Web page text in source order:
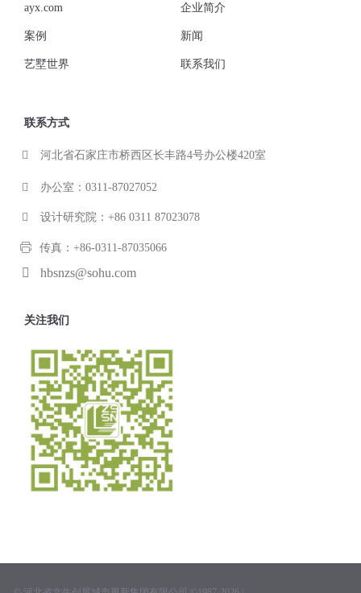
ayx.com
企业简介
案例 新闻
艺墅世界 联系我们
联系方式
河北省石家庄市桥西区长丰路4号办公楼420室
办公室：0311-87027052
设计研究院：+86 0311 87023078
传真：+86-0311-87035066
hbsnzs@sohu.com
关注我们